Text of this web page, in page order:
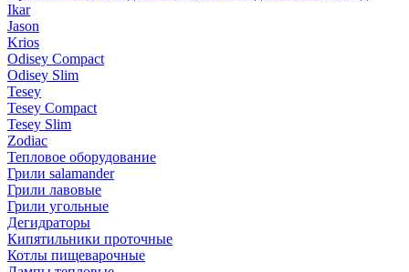
Ikar
Jason
Krios
Odisey Compact
Odisey Slim
Tesey
Tesey Compact
Tesey Slim
Zodiac
Тепловое оборудование
Грили salamander
Грили лавовые
Грили угольные
Дегидраторы
Кипятильники проточные
Котлы пищеварочные